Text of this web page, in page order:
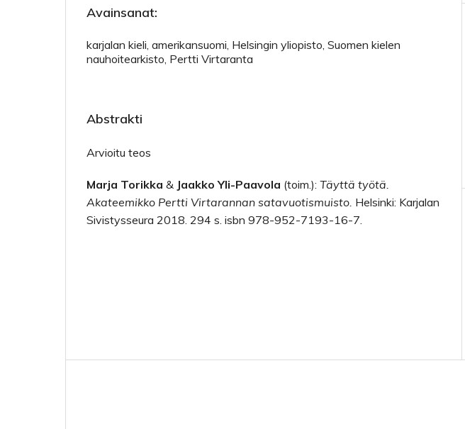
Avainsanat:
karjalan kieli, amerikansuomi, Helsingin yliopisto, Suomen kielen
nauhoitearkisto, Pertti Virtaranta
Abstrakti
Arvioitu teos
Marja Torikka & Jaakko Yli-Paavola (toim.): Täyttä työtä.
Akateemikko Pertti Virtarannan satavuotismuisto. Helsinki: Karjalan
Sivistysseura 2018. 294 s. isbn 978-952-7193-16-7.